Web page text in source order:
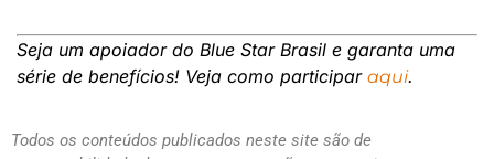
Seja um apoiador do Blue Star Brasil e garanta uma
série de benefícios! Veja como participar aqui.
Todos os conteúdos publicados neste site são de